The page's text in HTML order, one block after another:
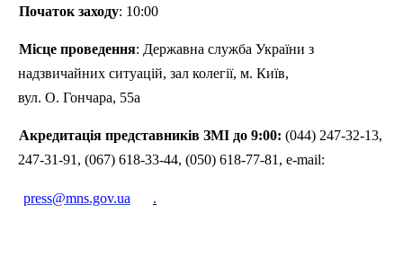
Початок заходу: 10:00
Місце проведення: Державна служба України з
надзвичайних ситуацій, зал колегії, м. Київ,
вул. О. Гончара, 55а
Акредитація представників ЗМІ до 9:00: (044) 247-32-13,
247-31-91, (067) 618-33-44, (050) 618-77-81, e-mail:
press@mns.gov.ua .